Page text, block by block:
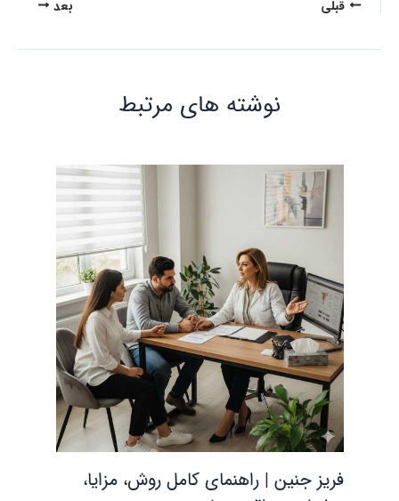
قبلی بعد
نوشته‌ های مرتبط
فریز جنین | راهنمای کامل روش، مزایا،